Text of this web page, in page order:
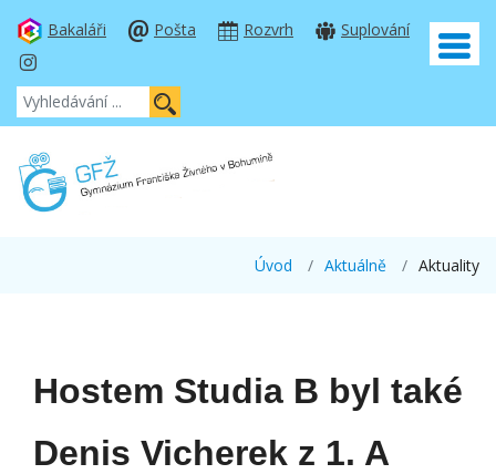
Bakaláři Pošta Rozvrh Suplování
Úvod Aktuálně Aktuality
Hostem Studia B byl také
Denis Vicherek z 1. A